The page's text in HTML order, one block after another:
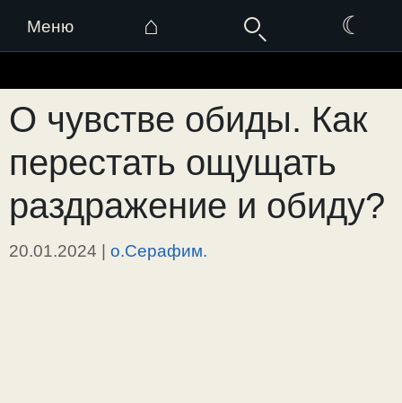
Меню ⌂ ☾
к
содержимому
О чувстве обиды. Как
перестать ощущать
раздражение и обиду?
20.01.2024 | о.Серафим.